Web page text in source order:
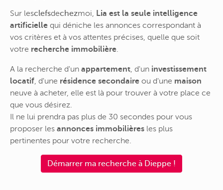
Sur lesclefsdechezmoi, Lia est la seule intelligence
artificielle qui déniche les annonces correspondant à
vos critères et à vos attentes précises, quelle que soit
votre recherche immobilière.
A la recherche d'un appartement, d'un investissement
locatif, d'une résidence secondaire ou d'une maison
neuve à acheter, elle est là pour trouver à votre place ce
que vous désirez.
Il ne lui prendra pas plus de 30 secondes pour vous
proposer les annonces immobilières les plus
pertinentes pour votre recherche.
Démarrer ma recherche à Dieppe !